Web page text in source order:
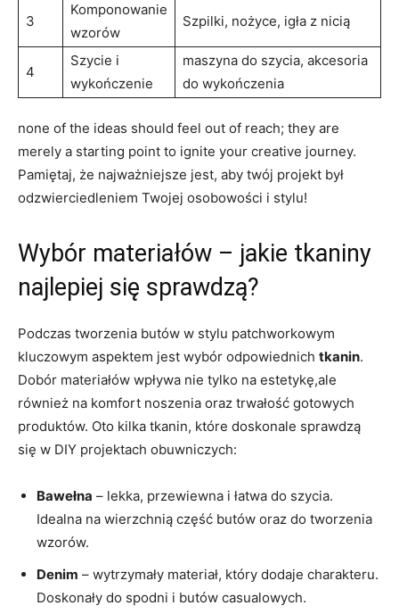
3
Komponowanie
wzorów
Szpilki, nożyce, igła z nicią
4
Szycie i
wykończenie
maszyna do szycia, akcesoria
do wykończenia
none of the ideas should feel out of reach; they are
merely a starting point to ignite your creative journey.
Pamiętaj, że najważniejsze jest, aby twój projekt był
odzwierciedleniem Twojej osobowości i stylu!
Wybór materiałów – jakie tkaniny
najlepiej się sprawdzą?
Podczas tworzenia butów w stylu patchworkowym
kluczowym aspektem jest wybór odpowiednich tkanin.
Dobór materiałów wpływa nie tylko na estetykę,ale
również na komfort noszenia oraz trwałość gotowych
produktów. Oto kilka tkanin, które doskonale sprawdzą
się w DIY projektach obuwniczych:
Bawełna – lekka, przewiewna i łatwa do szycia.
Idealna na wierzchnią część butów oraz do tworzenia
wzorów.
Denim – wytrzymały materiał, który dodaje charakteru.
Doskonały do spodni i butów casualowych.